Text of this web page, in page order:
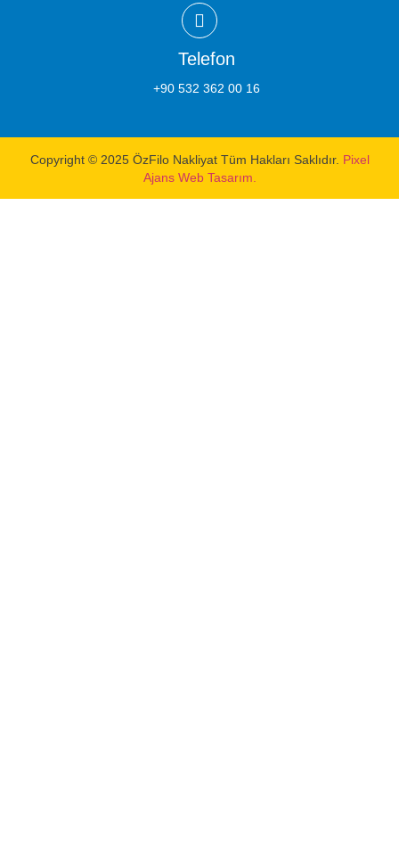
Telefon
+90 532 362 00 16
Copyright © 2025 ÖzFilo Nakliyat Tüm Hakları Saklıdır. Pixel
Ajans Web Tasarım.